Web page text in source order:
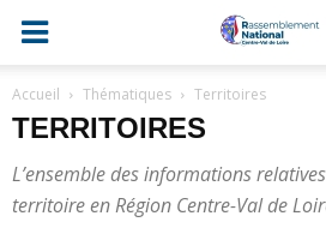
Accueil Thématiques Territoires
TERRITOIRES
L’ensemble des informations
territoire en Région Centre-Val de